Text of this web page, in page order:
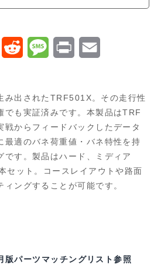
B R
d
i
M
s
g
e
P
n
t
i
l
み出されたTRF501X。その走行性
でも実証済みです。本製品はTRF
戦からフィードバックしたデータ
最適のバネ荷重値・バネ特性を持
です。製品はハード、ミディア
セット。コースレイアウトや路面
ングすることが可能です。
版パーツマッチングリスト参照